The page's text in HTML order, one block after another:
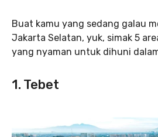
Buat kamu yang sedang galau
Jakarta Selatan, yuk, simak 5
yang nyaman untuk dihuni
1. Tebet